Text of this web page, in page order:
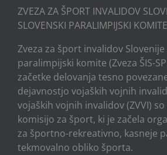
ZVEZA ZA ŠPORT INVALIDOV
SLOVENSKI PARALIMPIJSKI
Zveza za šport invalidov Slovenije
paralimpijski komite (Zveza ŠIS-
začetke delovanja tesno
dejavnostjo vojaških vojnih
vojaških vojnih invalidov (ZVVI)
komisijo za šport, ki je začela
za športno-rekreativno, kasneje
tekmovalno obliko športa.